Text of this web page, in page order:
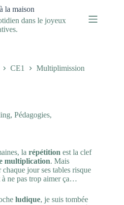
la maison
dans le joyeux
CE1 Multiplimission
, Pédagogies,
la répétition est la clef
multiplication. Mais
jour ses tables risque
à ne pas trop aimer ça…
ludique, je suis tombée